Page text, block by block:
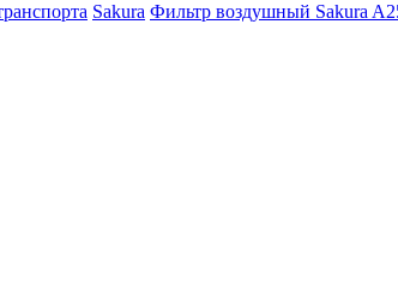
Sakura Фильтр воздушный Sakura